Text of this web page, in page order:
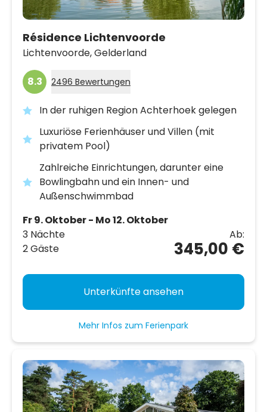
Résidence Lichtenvoorde
Lichtenvoorde,Gelderland
8.3 2496 Bewertungen
In der ruhigen Region Achterhoek gelegen
Luxuriöse Ferienhäuser und Villen (mit
privatem Pool)
Zahlreiche Einrichtungen, darunter eine
Bowlingbahn und ein Innen- und
Außenschwimmbad
Fr 9. Oktober - Mo 12. Oktober
3 Nächte
2 Gäste
Ab:
345,00 €
Unterkünfte ansehen
Mehr Infos zum Ferienpark